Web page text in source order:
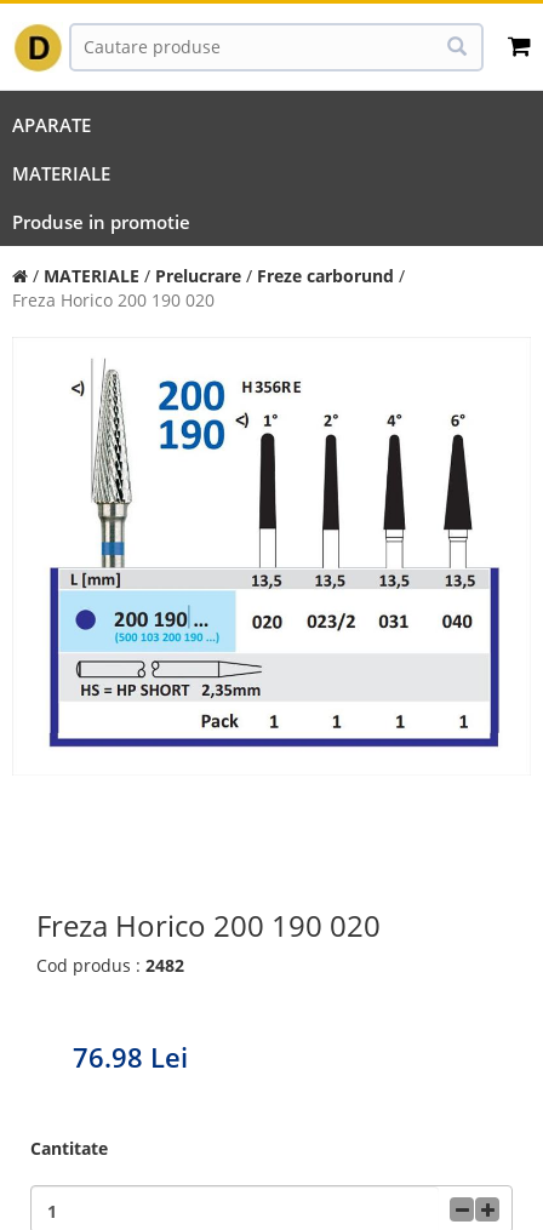
APARATE
MATERIALE
Produse in promotie
/ MATERIALE / Prelucrare / Freze carborund /
Freza Horico 200 190 020
Freza Horico 200 190 020
Cod produs : 2482
76.98 Lei
Cantitate